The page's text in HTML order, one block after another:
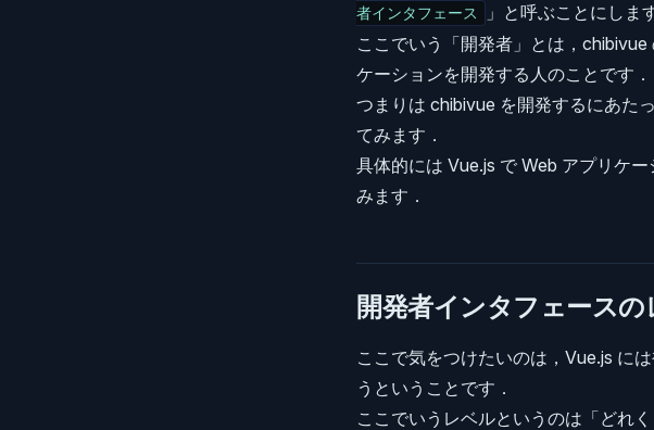
者インタフェース
」と呼ぶことにしま
ここでいう「開発者」とは，
ケーションを開発する人のことです．
つまりは chibivue を開発するにあた
てみます．
具体的には Vue.js で Web アプリケ
みます．
開発者インタフェースの
ここで気をつけたいのは，Vue.js に
うということです．
ここでいうレベルというのは「どれ